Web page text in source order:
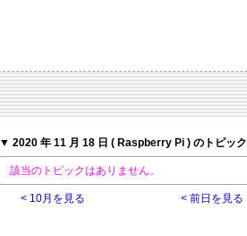
▼ 2020 年 11 月 18 日 ( Raspberry Pi ) のトピック
該当のトピックはありません。
< 10月を見る < 前日を見る